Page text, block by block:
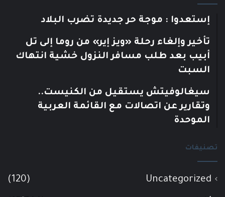
إستعدوا : موجة حر جديدة تضرب البلاد
تأخير وإلغاء رحلة «ويز إير» من روما إلى تل
أبيب بعد طلب مسافر النزول خشية انتهاك
السبت
سيغالوفيتش يستقيل من الكنيست..
وتقارير عن اتصالات مع القائمة العربية
الموحدة
تصنيفات
Uncategorized
(120)